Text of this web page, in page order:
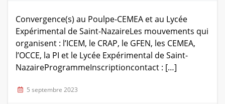
Convergence(s) au Poulpe-CEMEA et au Lycée
Expérimental de Saint-NazaireLes mouvements qui
organisent : l’ICEM, le CRAP, le GFEN, les CEMEA,
l’OCCE, la PI et le Lycée Expérimental de Saint-
NazaireProgrammeInscriptioncontact : […]
5 septembre 2023